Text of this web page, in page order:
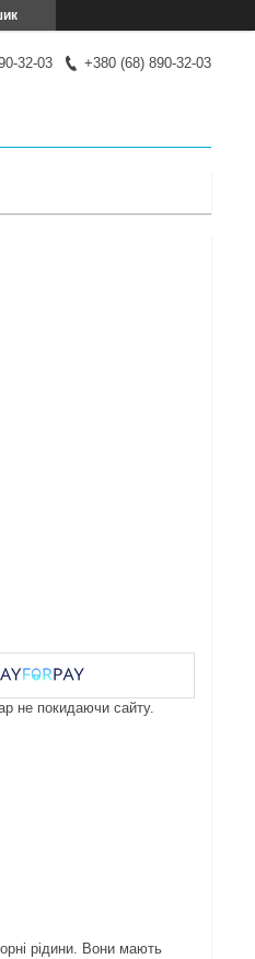
32-03 +380 (68) 890-32-03
не покидаючи сайту.
рідини. Вони мають